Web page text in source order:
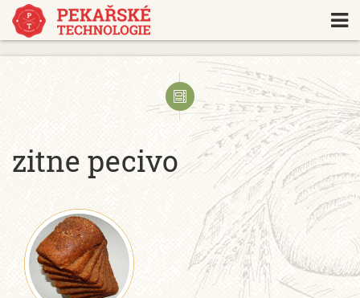
https://www.traditionrolex.com/18
zitne pecivo